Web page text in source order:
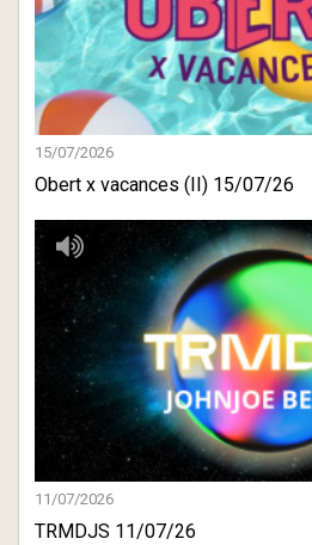
15/07/2026
Obert x vacances (II) 15/07/26
11/07/2026
TRMDJS 11/07/26